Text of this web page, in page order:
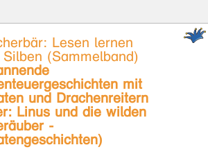
Lesen lernen
(Sammelband)
mit
und Drachenreitern
Linus und die wilden
-